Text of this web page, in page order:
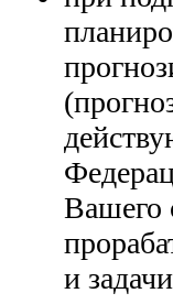
Вашего
и